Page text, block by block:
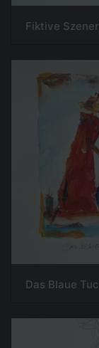
Fiktive
Das Blaue